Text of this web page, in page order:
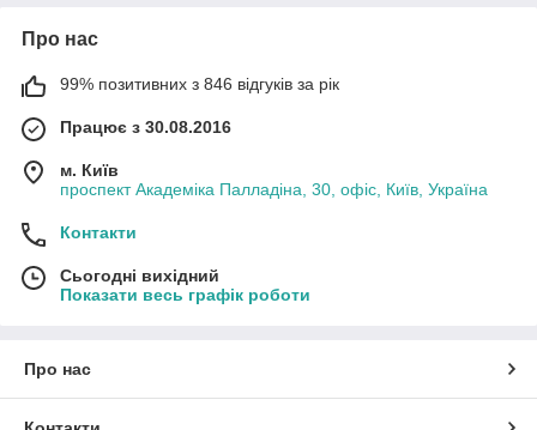
Про нас
99% позитивних з 846 відгуків за рік
Працює з 30.08.2016
м. Київ
проспект Академіка Палладіна, 30, офіс, Київ, Україна
Контакти
Сьогодні вихідний
Показати весь графік роботи
Про нас